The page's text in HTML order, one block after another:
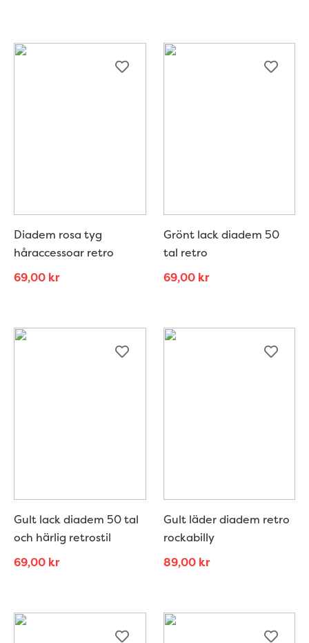
Diadem rosa tyg
håraccessoar retro
69,00 kr
Grönt lack diadem 50
tal retro
69,00 kr
Gult lack diadem 50 tal
och härlig retrostil
69,00 kr
Gult läder diadem retro
rockabilly
89,00 kr